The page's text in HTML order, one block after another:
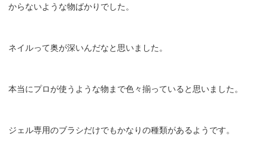
からないような物ばかりでした。
ネイルって奥が深いんだなと思いました。
本当にプロが使うような物まで色々揃っていると思いました。
ジェル専用のブラシだけでもかなりの種類があるようです。